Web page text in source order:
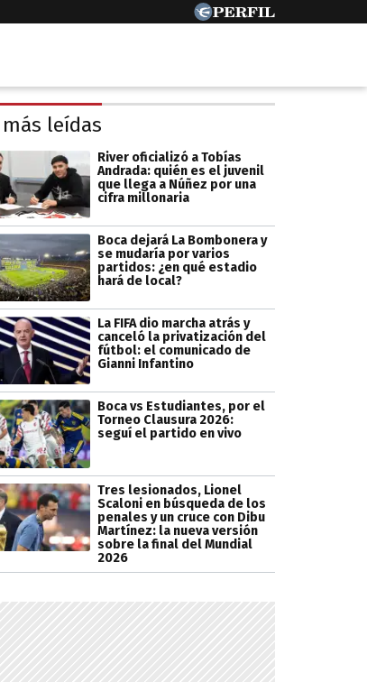
más leídas
River oficializó a Tobías
Andrada: quién es el juvenil
que llega a Núñez por una
cifra millonaria
Boca dejará La Bombonera y
se mudaría por varios
partidos: ¿en qué estadio
hará de local?
La FIFA dio marcha atrás y
canceló la privatización del
fútbol: el comunicado de
Gianni Infantino
Boca vs Estudiantes, por el
Torneo Clausura 2026:
seguí el partido en vivo
Tres lesionados, Lionel
Scaloni en búsqueda de los
penales y un cruce con Dibu
Martínez: la nueva versión
sobre la final del Mundial
2026